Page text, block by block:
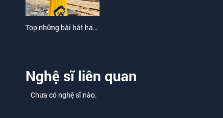
Top những bài hát hay nhất của Mộng Cầm
Nghệ sĩ liên quan
Chưa có nghệ sĩ nào.